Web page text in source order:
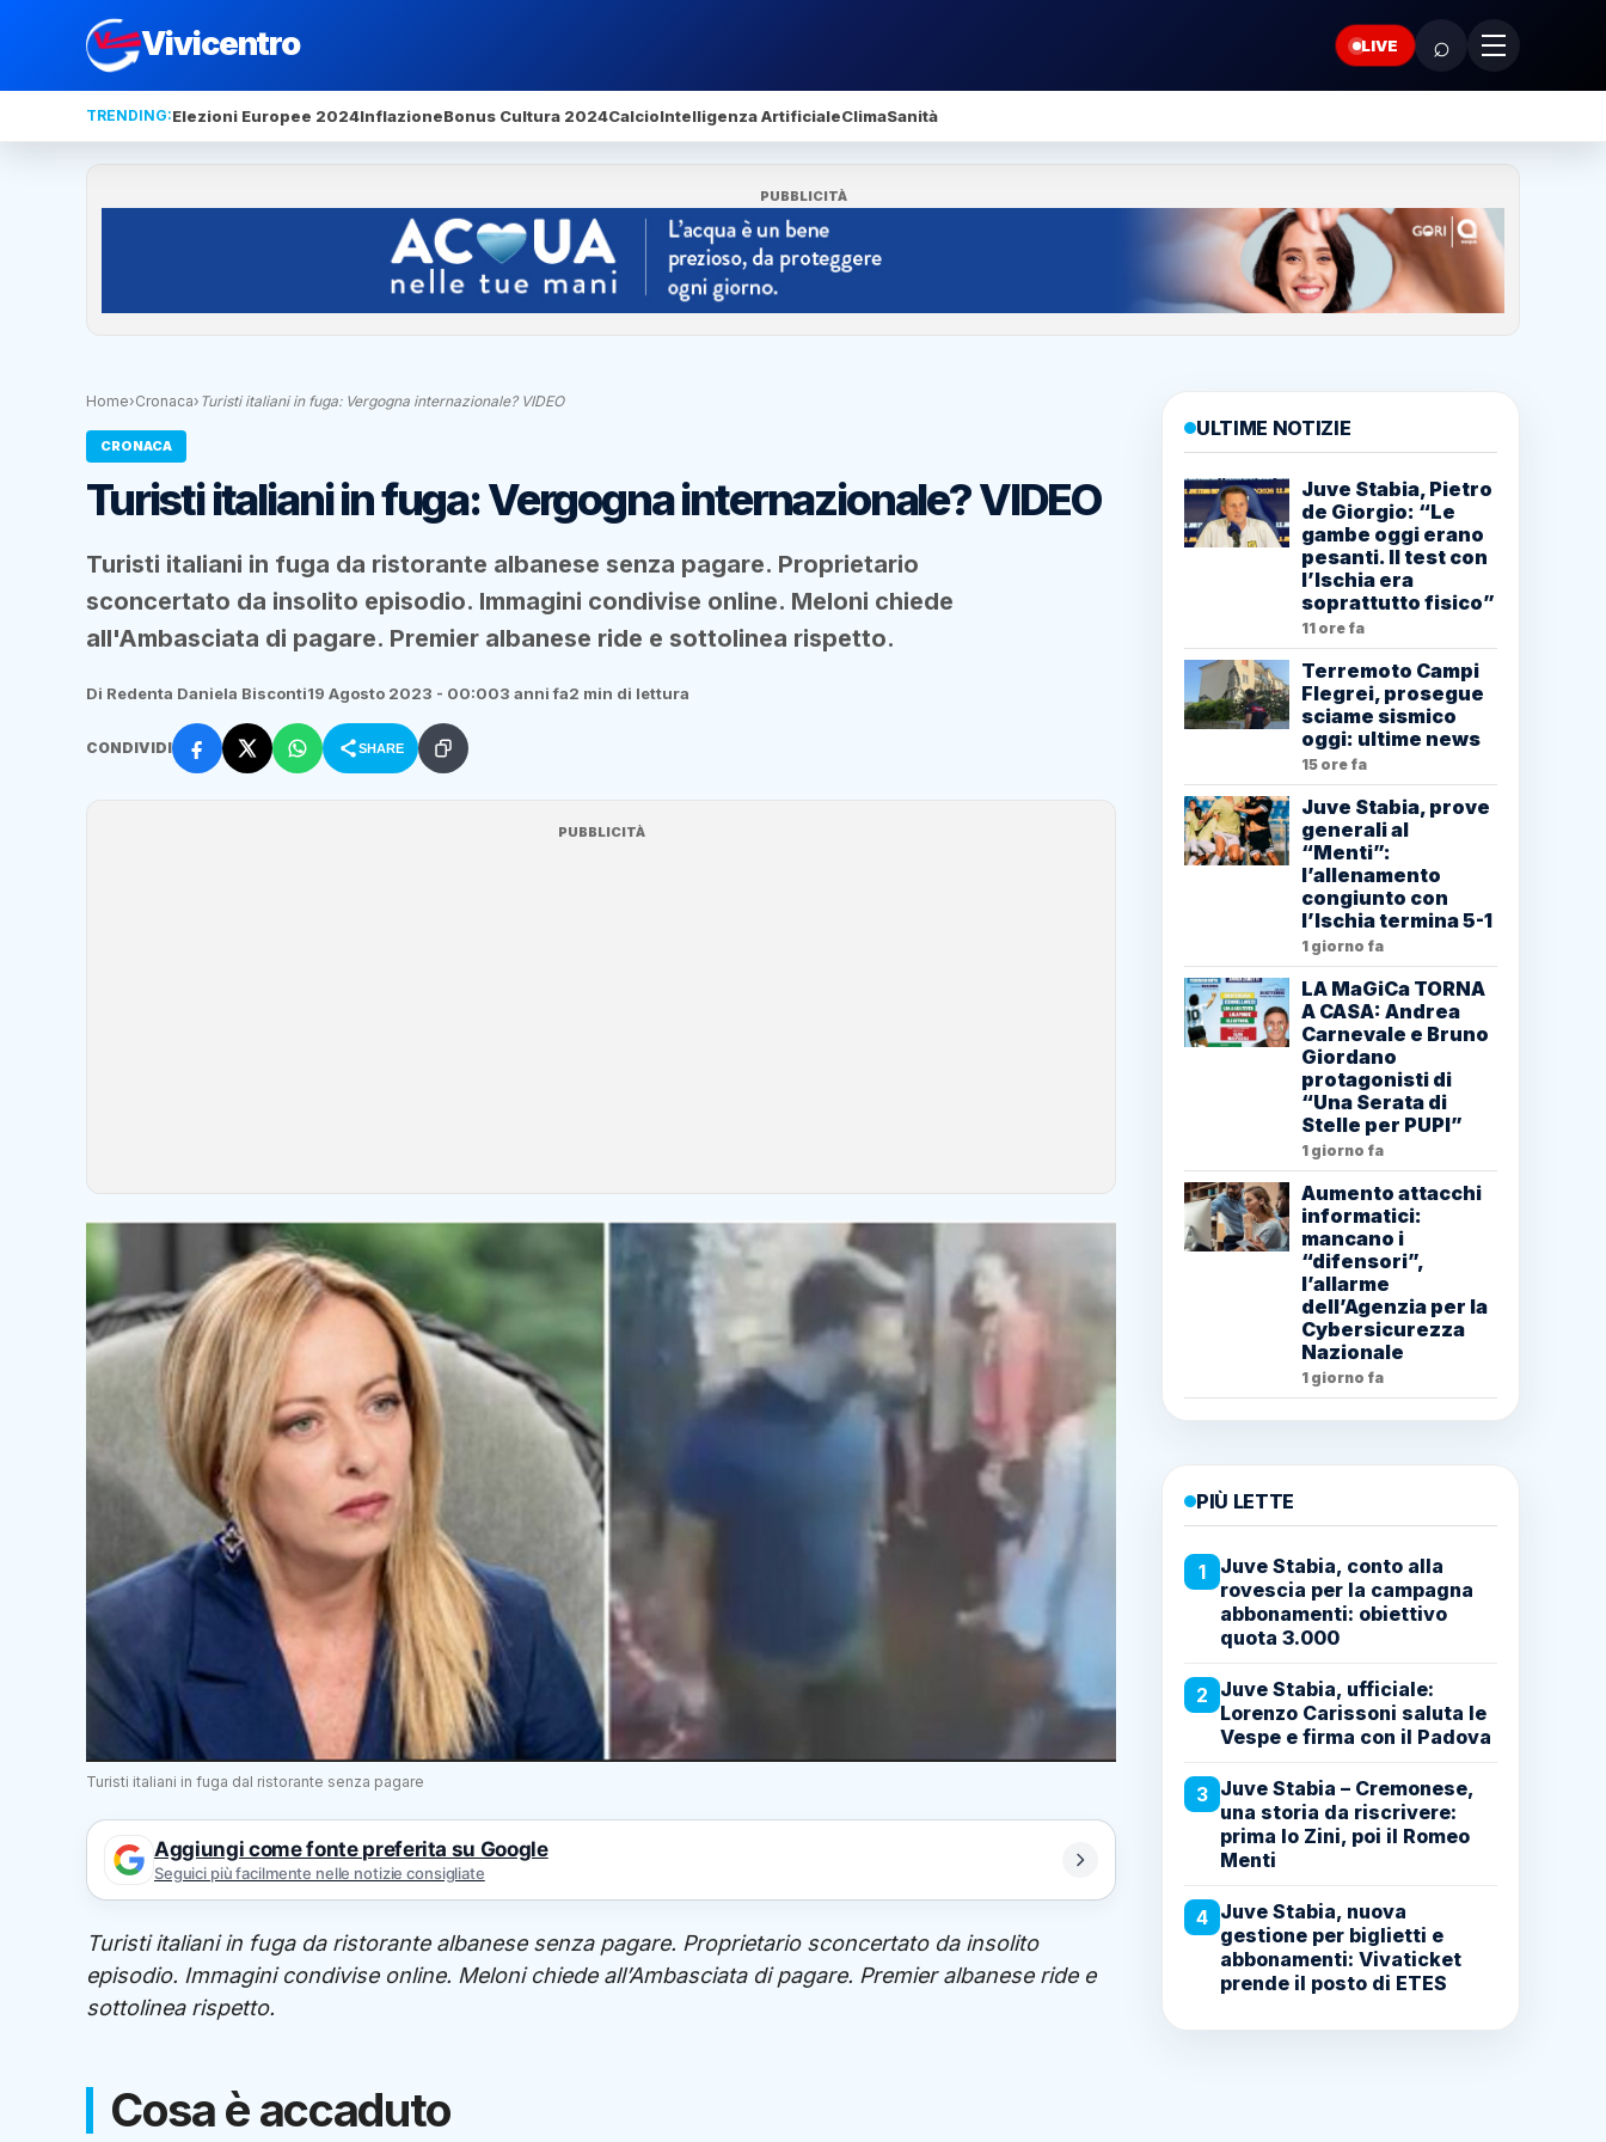
Vivicentro LIVE ⌕
TRENDING:Elezioni Europee 2024InflazioneBonus Cultura 2024CalcioIntelligenza ArtificialeClimaSanità
PUBBLICITÀ
Home›Cronaca› Turisti italiani in fuga: Vergogna internazionale? VIDEO
CRONACA
Turisti italiani in fuga: Vergogna internazionale? VIDEO
Turisti italiani in fuga da ristorante albanese senza pagare. Proprietario
sconcertato da insolito episodio. Immagini condivise online. Meloni chiede
all'Ambasciata di pagare. Premier albanese ride e sottolinea rispetto.
Di Redenta Daniela Bisconti19 Agosto 2023 - 00:003 anni fa2 min di lettura
CONDIVIDI SHARE
PUBBLICITÀ
Turisti italiani in fuga dal ristorante senza pagare
Aggiungi come fonte preferita su Google
Seguici più facilmente nelle notizie consigliate
Turisti italiani in fuga da ristorante albanese senza pagare. Proprietario sconcertato da insolito
episodio. Immagini condivise online. Meloni chiede all’Ambasciata di pagare. Premier albanese ride e
sottolinea rispetto.
Cosa è accaduto
ULTIME NOTIZIE
Juve Stabia, Pietro
de Giorgio: “Le
gambe oggi erano
pesanti. Il test con
l’Ischia era
soprattutto fisico”
11 ore fa
Terremoto Campi
Flegrei, prosegue
sciame sismico
oggi: ultime news
15 ore fa
Juve Stabia, prove
generali al
“Menti”:
l’allenamento
congiunto con
l’Ischia termina 5-1
1 giorno fa
LA MaGiCa TORNA
A CASA: Andrea
Carnevale e Bruno
Giordano
protagonisti di
“Una Serata di
Stelle per PUPI”
1 giorno fa
Aumento attacchi
informatici:
mancano i
“difensori”,
l’allarme
dell’Agenzia per la
Cybersicurezza
Nazionale
1 giorno fa
PIÙ LETTE
1
Juve Stabia, conto alla
rovescia per la campagna
abbonamenti: obiettivo
quota 3.000
2 Juve Stabia, ufficiale:
Lorenzo Carissoni saluta le
Vespe e firma con il Padova
3 Juve Stabia – Cremonese,
una storia da riscrivere:
prima lo Zini, poi il Romeo
Menti
4 Juve Stabia, nuova
gestione per biglietti e
abbonamenti: Vivaticket
prende il posto di ETES